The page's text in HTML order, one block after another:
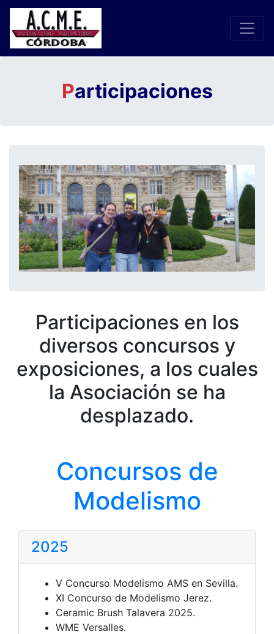
Participaciones
Participaciones en los
diversos concursos y
exposiciones, a los cuales
la Asociación se ha
desplazado.
Concursos de
Modelismo
2025
V Concurso Modelismo AMS en Sevilla.
XI Concurso de Modelismo Jerez.
Ceramic Brush Talavera 2025.
WME Versalles.